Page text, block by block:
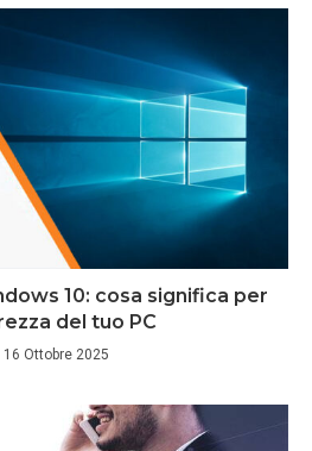
10: cosa significa per
del tuo PC
16 Ottobre 2025